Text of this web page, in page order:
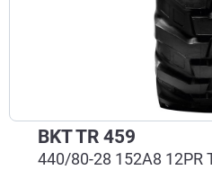
BKT TR 459
440/80-28 152A8 12PR